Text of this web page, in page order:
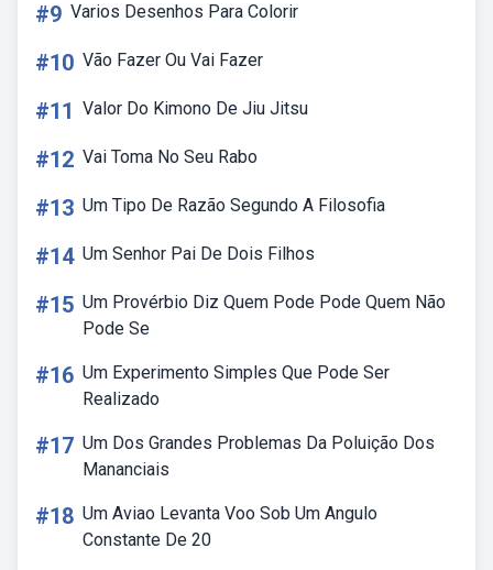
#9 Varios Desenhos Para Colorir
#10 Vão Fazer Ou Vai Fazer
#11 Valor Do Kimono De Jiu Jitsu
#12 Vai Toma No Seu Rabo
#13 Um Tipo De Razão Segundo A Filosofia
#14 Um Senhor Pai De Dois Filhos
#15 Um Provérbio Diz Quem Pode Pode Quem Não
Pode Se
#16 Um Experimento Simples Que Pode Ser
Realizado
#17 Um Dos Grandes Problemas Da Poluição Dos
Mananciais
#18 Um Aviao Levanta Voo Sob Um Angulo
Constante De 20